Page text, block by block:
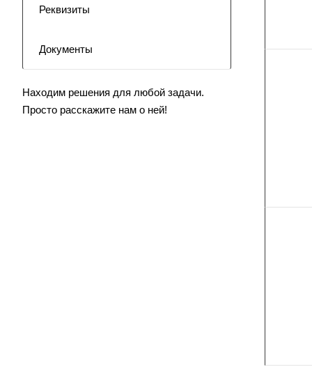
Реквизиты
Документы
Находим решения для любой задачи.
Просто расскажите нам о ней!